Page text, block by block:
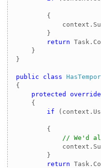
        {
        }
return
    }
}
public class
{
protected
override
    {
if
        {
// We'd
        }
return